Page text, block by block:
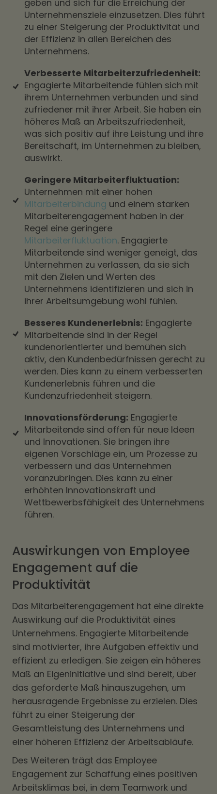
geben und sich für die Erreichung der
Unternehmensziele einzusetzen. Dies führt
zu einer Steigerung der Produktivität und
der Effizienz in allen Bereichen des
Unternehmens.
Verbesserte Mitarbeiterzufriedenheit:
Engagierte Mitarbeitende fühlen sich mit
ihrem Unternehmen verbunden und sind
zufriedener mit ihrer Arbeit. Sie haben ein
höheres Maß an Arbeitszufriedenheit,
was sich positiv auf ihre Leistung und ihre
Bereitschaft, im Unternehmen zu bleiben,
auswirkt.
Geringere Mitarbeiterfluktuation:
Unternehmen mit einer hohen
Mitarbeiterbindung und einem starken
Mitarbeiterengagement haben in der
Regel eine geringere
Mitarbeiterfluktuation. Engagierte
Mitarbeitende sind weniger geneigt, das
Unternehmen zu verlassen, da sie sich
mit den Zielen und Werten des
Unternehmens identifizieren und sich in
ihrer Arbeitsumgebung wohl fühlen.
Besseres Kundenerlebnis: Engagierte
Mitarbeitende sind in der Regel
kundenorientierter und bemühen sich
aktiv, den Kundenbedürfnissen gerecht zu
werden. Dies kann zu einem verbesserten
Kundenerlebnis führen und die
Kundenzufriedenheit steigern.
Innovationsförderung: Engagierte
Mitarbeitende sind offen für neue Ideen
und Innovationen. Sie bringen ihre
eigenen Vorschläge ein, um Prozesse zu
verbessern und das Unternehmen
voranzubringen. Dies kann zu einer
erhöhten Innovationskraft und
Wettbewerbsfähigkeit des Unternehmens
führen.
Auswirkungen von Employee
Engagement auf die
Produktivität
Das Mitarbeiterengagement hat eine direkte
Auswirkung auf die Produktivität eines
Unternehmens. Engagierte Mitarbeitende
sind motivierter, ihre Aufgaben effektiv und
effizient zu erledigen. Sie zeigen ein höheres
Maß an Eigeninitiative und sind bereit, über
das geforderte Maß hinauszugehen, um
herausragende Ergebnisse zu erzielen. Dies
führt zu einer Steigerung der
Gesamtleistung des Unternehmens und
einer höheren Effizienz der Arbeitsabläufe.
Des Weiteren trägt das Employee
Engagement zur Schaffung eines positiven
Arbeitsklimas bei, in dem Teamwork und